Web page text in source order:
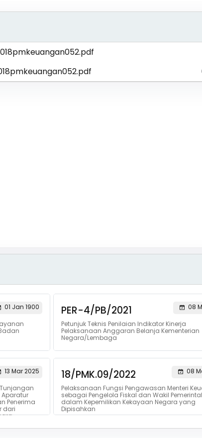
01 Jan 1900
PER-4/PB/2021
08
Petunjuk Teknis Penilaian Indikator Kinerja
Pelaksanaan Anggaran Belanja Kementerian
Negara/Lembaga
13 Mar 2025
Aparatur
Penerima
dari
18/PMK.09/2022
08
Pelaksanaan Fungsi Pengawasan Menteri
sebagai Pengelola Fiskal dan Wakil
dalam Kepemilikan Kekayaan Negara yang
Dipisahkan